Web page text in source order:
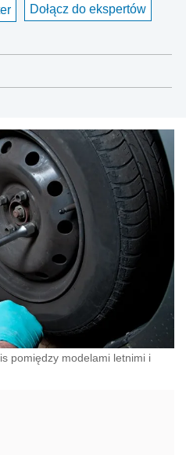
Dołącz do ekspertów
pomiędzy modelami letnimi i